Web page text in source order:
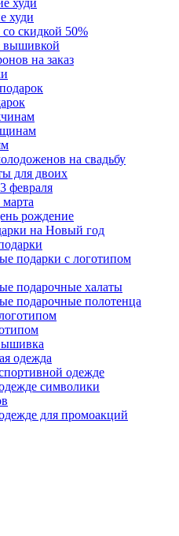
худи
худи
скидкой 50%
вышивкой
на заказ
на свадьбу
для двоих
февраля
рождение
на Новый год
подарки с логотипом
подарочные халаты
подарочные полотенца
одежда
одежде
символики
для промоакций